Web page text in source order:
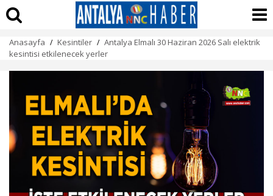
Anasayfa / Kesintiler / Antalya Elmalı 30 Haziran 2026 Salı elektrik
kesintisi etkilenecek yerler